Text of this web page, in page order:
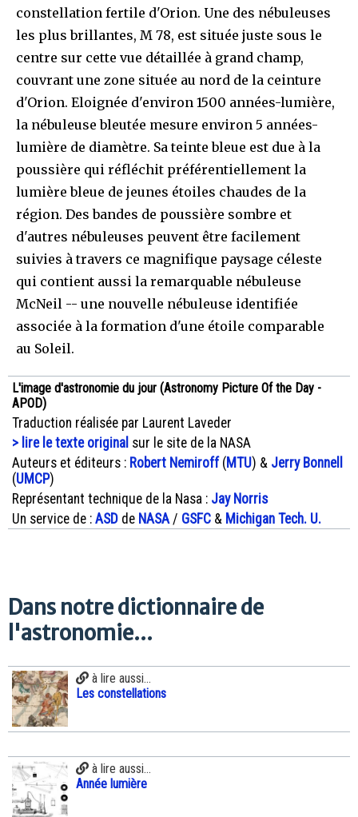
constellation fertile d'Orion. Une des nébuleuses
les plus brillantes, M 78, est située juste sous le
centre sur cette vue détaillée à grand champ,
couvrant une zone située au nord de la ceinture
d'Orion. Eloignée d'environ 1500 années-lumière,
la nébuleuse bleutée mesure environ 5 années-
lumière de diamètre. Sa teinte bleue est due à la
poussière qui réfléchit préférentiellement la
lumière bleue de jeunes étoiles chaudes de la
région. Des bandes de poussière sombre et
d'autres nébuleuses peuvent être facilement
suivies à travers ce magnifique paysage céleste
qui contient aussi la remarquable nébuleuse
McNeil -- une nouvelle nébuleuse identifiée
associée à la formation d'une étoile comparable
au Soleil.
L'image d'astronomie du jour (Astronomy Picture Of the Day -
APOD)
Traduction réalisée par Laurent Laveder
> lire le texte original sur le site de la NASA
Auteurs et éditeurs : Robert Nemiroff( MTU) & Jerry Bonnell
(UMCP)
Représentant technique de la Nasa : Jay Norris
Un service de : ASD de NASA/ GSFC & Michigan Tech. U.
Dans notre dictionnaire de
l'astronomie...
à lire aussi...
Les constellations
à lire aussi...
Année lumière